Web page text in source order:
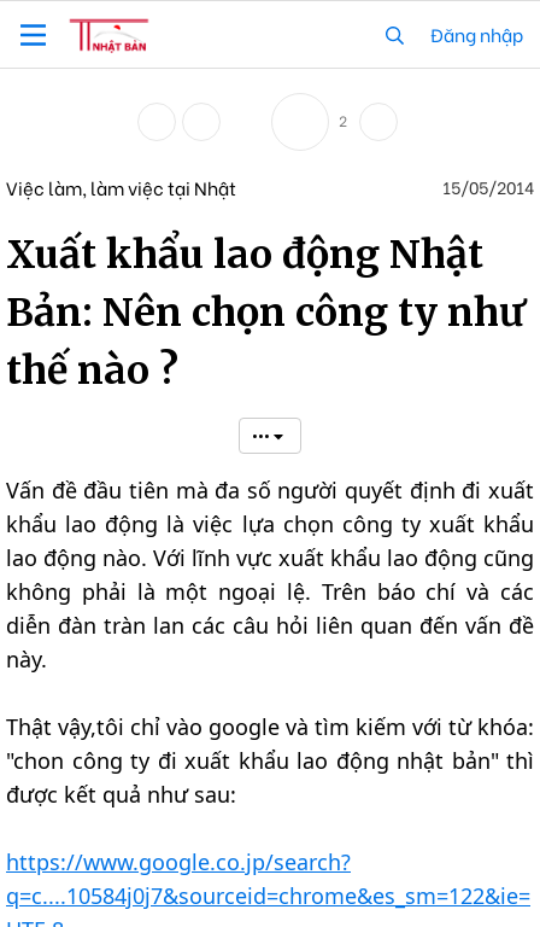
Đăng nhập
2
Việc làm, làm việc tại Nhật 15/05/2014
Xuất khẩu lao động Nhật
Bản: Nên chọn công ty như
thế nào ?
•••
Vấn đề đầu tiên mà đa số người quyết định đi xuất
khẩu lao động là việc lựa chọn công ty xuất khẩu
lao động nào. Với lĩnh vực xuất khẩu lao động cũng
không phải là một ngoại lệ. Trên báo chí và các
diễn đàn tràn lan các câu hỏi liên quan đến vấn đề
này.
Thật vậy,tôi chỉ vào google và tìm kiếm với từ khóa:
"chon công ty đi xuất khẩu lao động nhật bản" thì
được kết quả như sau:
https://www.google.co.jp/search?
q=c....10584j0j7&sourceid=chrome&es_sm=122&ie=